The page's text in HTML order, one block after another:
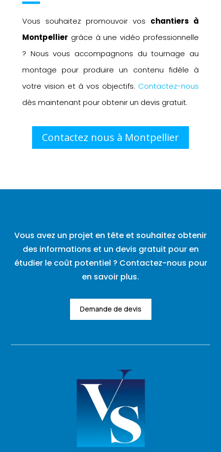
Vous souhaitez promouvoir vos chantiers à
Montpellier grâce à une vidéo professionnelle
? Nous vous accompagnons du tournage au
montage pour produire un contenu fidèle à
votre vision et à vos objectifs. Contactez-nous
dès maintenant pour obtenir un devis gratuit.
Contactez nous à Montpellier
Vous avez un projet en tête et souhaitez obtenir
des informations et un devis gratuit pour en
étudier le coût potentiel ? Contactez-nous pour
en savoir plus.
Demande de devis